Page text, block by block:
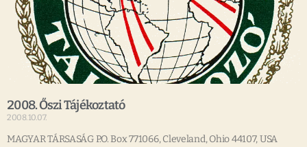
2008. Őszi Tájékoztató
2008.10.07.
MAGYAR TÁRSASÁG P.O. Box 771066, Cleveland, Ohio 44107, USA